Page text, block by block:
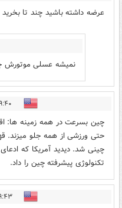
عرضه داشته باشید چند تا بخرید
نمیشه عسلی موتورش
۱۹:۴۰ -
چین بسرعت در همه زمینه ها:
حتی ورزشی از همه جلو میزند.
چینی شد. دیدید آمریکا که
تکنولوژی پیشرفته چین را داد.
۱۹:۴۳ -